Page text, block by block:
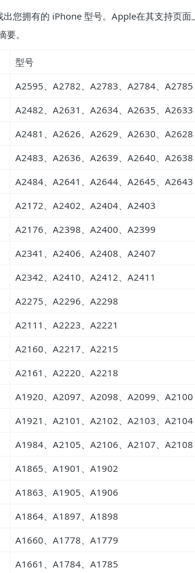
出您拥有的 iPhone 型号。Apple在其支持页面
。
型号
A2595、A2782、A2783、A2784、A2785
A2482、A2631、A2634、A2635、A2633
A2481、A2626、A2629、A2630、A2628
A2483、A2636、A2639、A2640、A2638
A2484、A2641、A2644、A2645、A2643
A2172、A2402、A2404、A2403
A2176、A2398、A2400、A2399
A2341、A2406、A2408、A2407
A2342、A2410、A2412、A2411
A2275、A2296、A2298
A2111、A2223、A2221
A2160、A2217、A2215
A2161、A2220、A2218
A1920、A2097、A2098、A2099、A2100
A1921、A2101、A2102、A2103、A2104
A1984、A2105、A2106、A2107、A2108
A1865、A1901、A1902
A1863、A1905、A1906
A1864、A1897、A1898
A1660、A1778、A1779
A1661、A1784、A1785